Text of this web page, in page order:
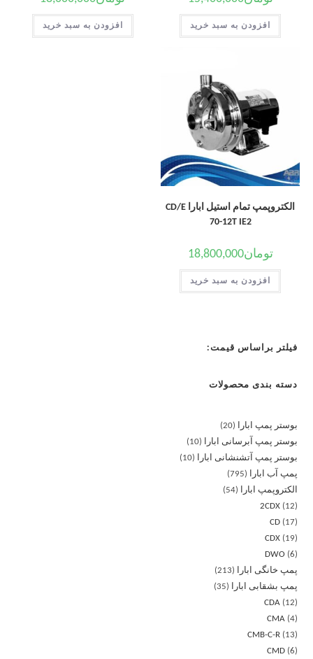
افزودن به سبد خرید افزودن به سبد خرید
الکتروپمپ تمام استیل ابارا CD/E
70-12T IE2
تومان18,800,000
افزودن به سبد خرید
فیلتر براساس قیمت:
دسته بندی محصولات
بوستر پمپ ابارا
20
بوستر پمپ آبرسانی ابارا
10
بوستر پمپ آتشنشانی ابارا
10
پمپ آب ابارا
795
الکتروپمپ ابارا
54
2CDX
12
CD
17
CDX
19
DWO
6
پمپ خانگی ابارا
213
پمپ بشقابی ابارا
35
CDA
12
CMA 4
CMB-C-R
13
CMD 6